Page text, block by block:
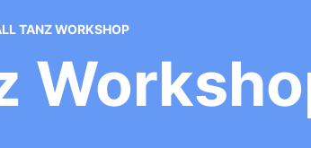
TANZ WORKSHOP